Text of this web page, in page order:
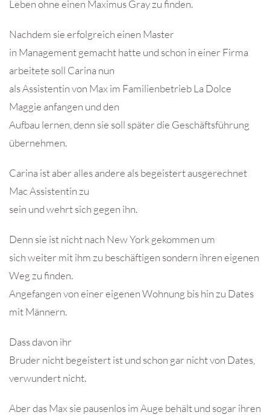
Leben ohne einen Maximus Gray zu finden.
Nachdem sie erfolgreich einen Master
in Management gemacht hatte und schon in einer Firma
arbeitete soll Carina nun
als Assistentin von Max im Familienbetrieb La Dolce
Maggie anfangen und den
Aufbau lernen, denn sie soll später die Geschäftsführung
übernehmen.
Carina ist aber alles andere als begeistert ausgerechnet
Mac Assistentin zu
sein und wehrt sich gegen ihn.
Denn sie ist nicht nach New York gekommen um
sich weiter mit ihm zu beschäftigen sondern ihren eigenen
Weg zu finden.
Angefangen von einer eigenen Wohnung bis hin zu Dates
mit Männern.
Dass davon ihr
Bruder nicht begeistert ist und schon gar nicht von Dates,
verwundert nicht.
Aber das Max sie pausenlos im Auge behält und sogar ihren